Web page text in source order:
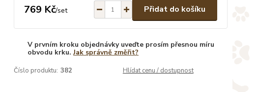
769 Kč/set Přidat do košíku
V prvním kroku objednávky uveďte prosím přesnou míru
obvodu krku.Jak správně změřit?
Číslo produktu: 382 Hlídat cenu / dostupnost